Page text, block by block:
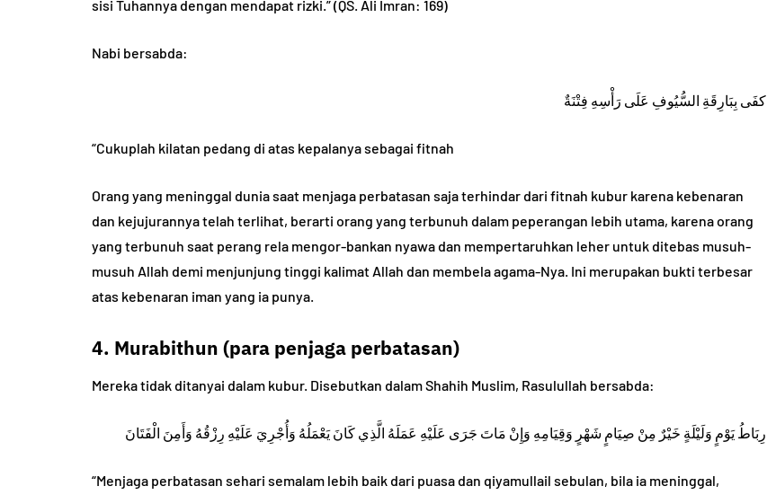
sisi Tuhannya dengan mendapat rizki.” (QS. Ali Imran: 169)
Nabi bersabda:
كفَى بِبَارِقَةِ السُّيُوفِ عَلَى رَأْسِهِ فِتْنَةٌ
“Cukuplah kilatan pedang di atas kepalanya sebagai fitnah
Orang yang meninggal dunia saat menjaga perbatasan saja terhindar dari fitnah kubur karena kebenaran
dan kejujurannya telah terlihat, berarti orang yang terbunuh dalam peperangan lebih utama, karena orang
yang terbunuh saat perang rela mengor-bankan nyawa dan mempertaruhkan leher untuk ditebas musuh-
musuh Allah demi menjunjung tinggi kalimat Allah dan membela agama-Nya. Ini merupakan bukti terbesar
atas kebenaran iman yang ia punya.
4. Murabithun (para penjaga perbatasan)
Mereka tidak ditanyai dalam kubur. Disebutkan dalam Shahih Muslim, Rasulullah bersabda:
رِبَاطُ يَوْمٍ وَلَيْلَةٍ خَيْرٌ مِنْ صِيَامٍ شَهْرٍ وَقِيَامِهِ وَإِنْ مَاتَ جَرَى عَلَيْهِ عَمَلَهُ الَّذِي كَانَ يَعْمَلُهُ وَأُجْرِيَ عَلَيْهِ رِزْقُهُ وَأَمِنَ الْفَتَانَ
“Menjaga perbatasan sehari semalam lebih baik dari puasa dan qiyamullail sebulan, bila ia meninggal,